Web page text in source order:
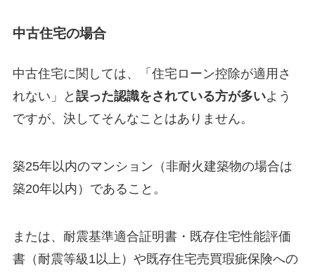
中古住宅の場合
中古住宅に関しては、「住宅ローン控除が適用さ
れない」と 誤った認識をされている方が多いよう
ですが、決してそんなことはありません。
築25年以内のマンション（非耐火建築物の場合は
築20年以内）であること。
または、耐震基準適合証明書・既存住宅性能評価
書（耐震等級1以上）や既存住宅売買瑕疵保険への